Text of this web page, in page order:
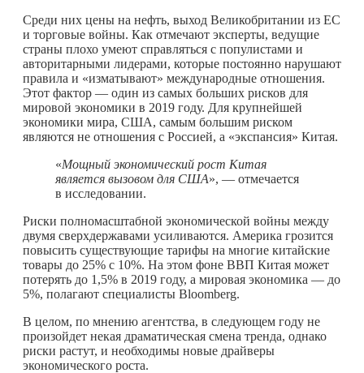
Среди них цены на нефть, выход Великобритании из ЕС
и торговые войны. Как отмечают эксперты, ведущие
страны плохо умеют справляться с популистами и
авторитарными лидерами, которые постоянно нарушают
правила и «изматывают» международные отношения.
Этот фактор — один из самых больших рисков для
мировой экономики в 2019 году. Для крупнейшей
экономики мира, США, самым большим риском
являются не отношения с Россией, а «экспансия» Китая.
«Мощный экономический рост Китая
является вызовом для США», — отмечается
в исследовании.
Риски полномасштабной экономической войны между
двумя сверхдержавами усиливаются. Америка грозится
повысить существующие тарифы на многие китайские
товары до 25% с 10%. На этом фоне ВВП Китая может
потерять до 1,5% в 2019 году, а мировая экономика — до
5%, полагают специалисты Bloomberg.
В целом, по мнению агентства, в следующем году не
произойдет некая драматическая смена тренда, однако
риски растут, и необходимы новые драйверы
экономического роста.